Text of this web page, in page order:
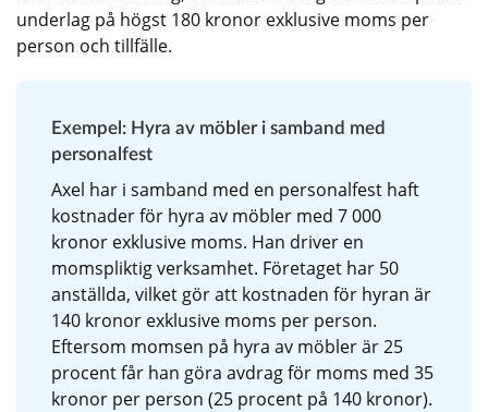
underlag på högst 180 kronor exklusive moms per
person och tillfälle.
Exempel: Hyra av möbler i samband med
personalfest
Axel har i samband med en personalfest haft
kostnader för hyra av möbler med 7 000
kronor exklusive moms. Han driver en
momspliktig verksamhet. Företaget har 50
anställda, vilket gör att kostnaden för hyran är
140 kronor exklusive moms per person.
Eftersom momsen på hyra av möbler är 25
procent får han göra avdrag för moms med 35
kronor per person (25 procent på 140 kronor).